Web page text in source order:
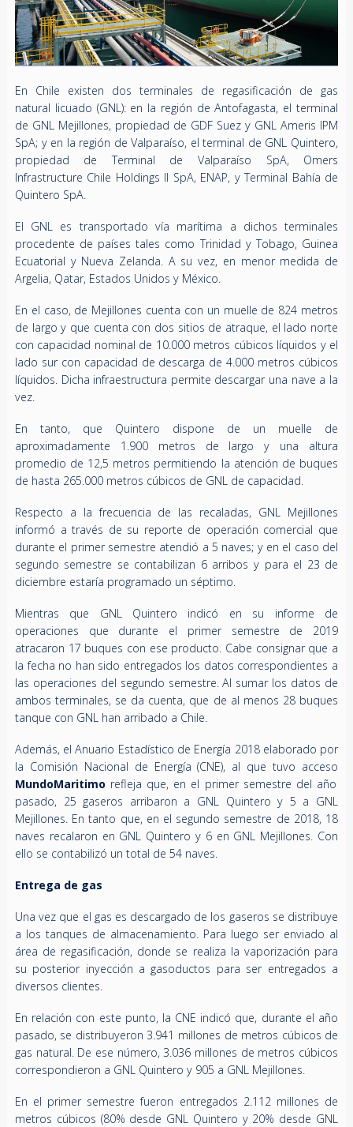
En Chile existen dos terminales de regasificación de gas
natural licuado (GNL): en la región de Antofagasta, el terminal
de GNL Mejillones, propiedad de GDF Suez y GNL Ameris IPM
SpA; y en la región de Valparaíso, el terminal de GNL Quintero,
propiedad de Terminal de Valparaíso SpA, Omers
Infrastructure Chile Holdings II SpA, ENAP, y Terminal Bahía de
Quintero SpA.
El GNL es transportado vía marítima a dichos terminales
procedente de países tales como Trinidad y Tobago, Guinea
Ecuatorial y Nueva Zelanda. A su vez, en menor medida de
Argelia, Qatar, Estados Unidos y México.
En el caso, de Mejillones cuenta con un muelle de 824 metros
de largo y que cuenta con dos sitios de atraque, el lado norte
con capacidad nominal de 10.000 metros cúbicos líquidos y el
lado sur con capacidad de descarga de 4.000 metros cúbicos
líquidos. Dicha infraestructura permite descargar una nave a la
vez.
En tanto, que Quintero dispone de un muelle de
aproximadamente 1.900 metros de largo y una altura
promedio de 12,5 metros permitiendo la atención de buques
de hasta 265.000 metros cúbicos de GNL de capacidad.
Respecto a la frecuencia de las recaladas, GNL Mejillones
informó a través de su reporte de operación comercial que
durante el primer semestre atendió a 5 naves; y en el caso del
segundo semestre se contabilizan 6 arribos y para el 23 de
diciembre estaría programado un séptimo.
Mientras que GNL Quintero indicó en su informe de
operaciones que durante el primer semestre de 2019
atracaron 17 buques con ese producto. Cabe consignar que a
la fecha no han sido entregados los datos correspondientes a
las operaciones del segundo semestre. Al sumar los datos de
ambos terminales, se da cuenta, que de al menos 28 buques
tanque con GNL han arribado a Chile.
Además, el Anuario Estadístico de Energía 2018 elaborado por
la Comisión Nacional de Energía (CNE), al que tuvo acceso
MundoMaritimorefleja que, en el primer semestre del año
pasado, 25 gaseros arribaron a GNL Quintero y 5 a GNL
Mejillones. En tanto que, en el segundo semestre de 2018, 18
naves recalaron en GNL Quintero y 6 en GNL Mejillones. Con
ello se contabilizó un total de 54 naves.
Entrega de gas
Una vez que el gas es descargado de los gaseros se distribuye
a los tanques de almacenamiento. Para luego ser enviado al
área de regasificación, donde se realiza la vaporización para
su posterior inyección a gasoductos para ser entregados a
diversos clientes.
En relación con este punto, la CNE indicó que, durante el año
pasado, se distribuyeron 3.941 millones de metros cúbicos de
gas natural. De ese número, 3.036 millones de metros cúbicos
correspondieron a GNL Quintero y 905 a GNL Mejillones.
En el primer semestre fueron entregados 2.112 millones de
metros cúbicos (80% desde GNL Quintero y 20% desde GNL